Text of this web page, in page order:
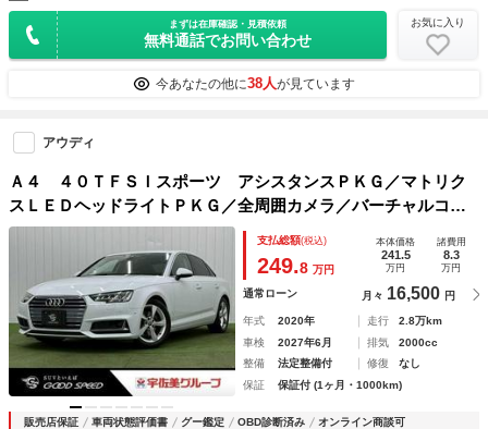
まずは在庫確認・見積依頼
無料通話でお問い合わせ
お気に入り
今あなたの他に38人が見ています
アウディ
Ａ４ ４０ＴＦＳＩスポーツ アシスタンスＰＫＧ／マトリク
スＬＥＤヘッドライトＰＫＧ／全周囲カメラ／バーチャルコッ
クピット／レーダークルーズ／ブラインドスポット／クリアラ
ンスソナー／ＥＴＣ／シートヒーター／パーキングアシスト／
支払総額(税込)
249.8 万円
本体価格
241.5
万円
諸費用
8.3
万円
通常ローン 月々 16,500 円
年式 2020年 走行
2.8万km
車検
2027年6月 排気
2000cc
整備
法定整備付 修復
なし
保証
保証付 (1ヶ月・1000km)
販売店保証 車両状態評価書 グー鑑定 OBD診断済み
オンライン商談可